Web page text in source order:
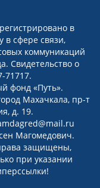
в
в сфере связи,
коммуникаций
Свидетельство о
71717.
фонд «Путь».
Махачкала, пр-т
д. 19.
Магомедович.
защищены,
при указании